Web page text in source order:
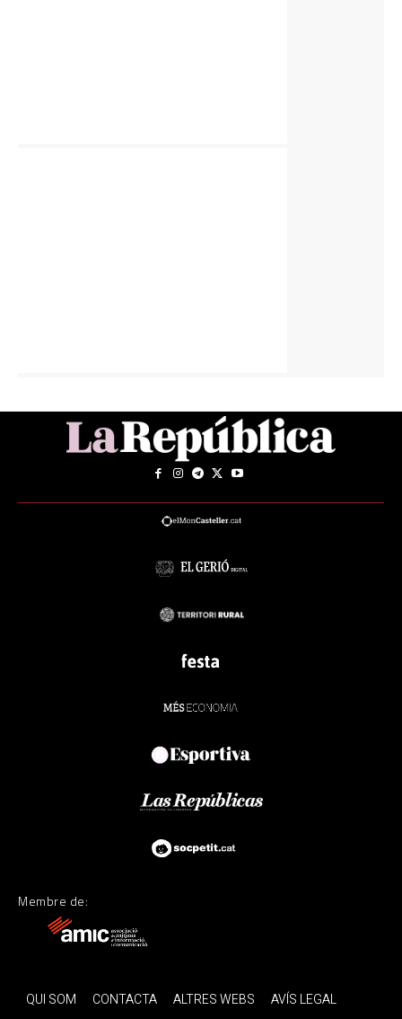
Membre de:
QUI SOM CONTACTA ALTRES WEBS AVÍS LEGAL